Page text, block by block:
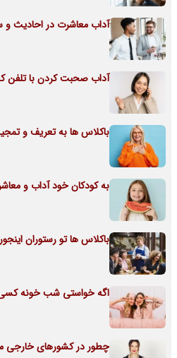
آداب معاشرت در احادیث و
آداب صحبت کردن با تلفن
باکلاس ها به تعریف و
به کودکان خود آداب و
باکلاس ها تو رستوران
اگه خواستی شب خونه کسی
چطور در کشورهای خارجی